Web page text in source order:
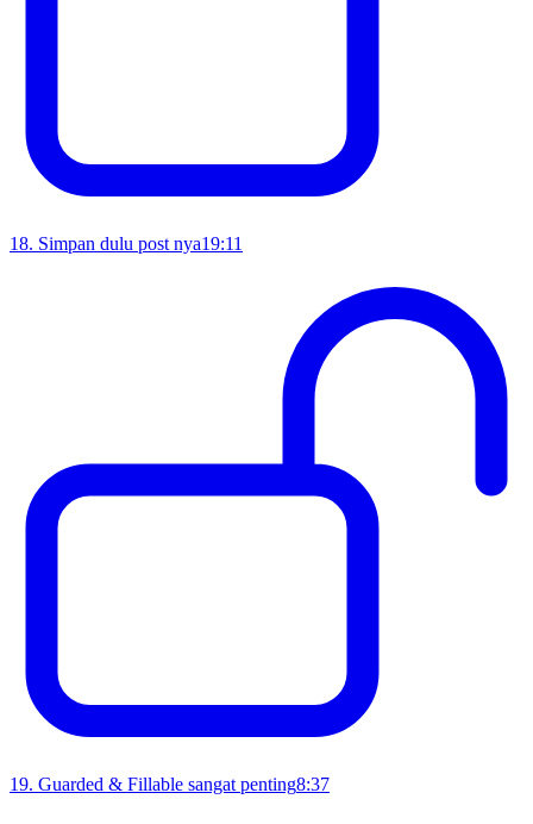
18. Simpan dulu post nya19:11
19. Guarded & Fillable sangat penting8:37